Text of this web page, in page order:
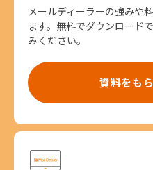
メールディーラーの強みや
ます。無料でダウンロード
みください。
資料をも